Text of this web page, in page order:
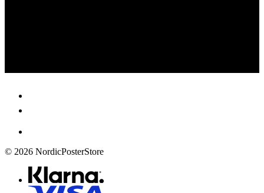
© 2026 NordicPosterStore